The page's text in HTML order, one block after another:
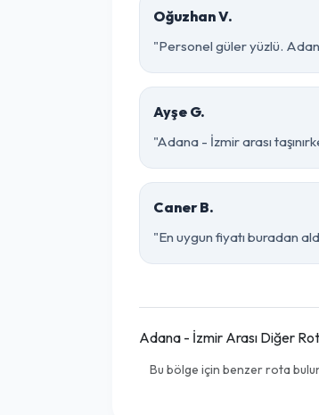
Oğuzhan V.
"Personel güler yüzlü.
Ayşe G.
"Adana - İzmir arası
Caner B.
"En uygun fiyatı buradan
Adana - İzmir Arası Diğer
Bu bölge için benzer rota